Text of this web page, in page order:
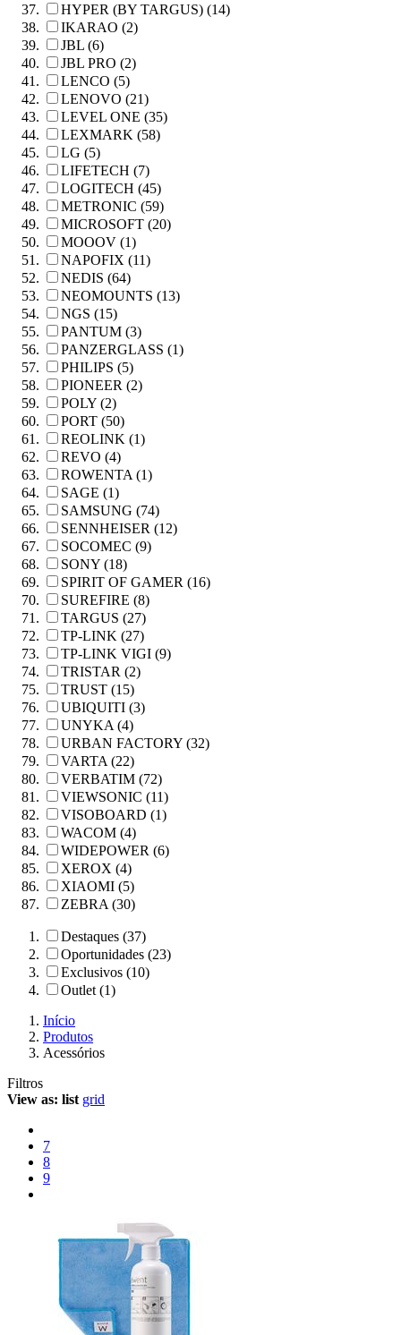
HYPER (BY TARGUS) (14)
IKARAO (2)
JBL (6)
JBL PRO (2)
LENCO (5)
LENOVO (21)
LEVEL ONE (35)
LEXMARK (58)
LG (5)
LIFETECH (7)
LOGITECH (45)
METRONIC (59)
MICROSOFT (20)
MOOOV (1)
NAPOFIX (11)
NEDIS (64)
NEOMOUNTS (13)
NGS (15)
PANTUM (3)
PANZERGLASS (1)
PHILIPS (5)
PIONEER (2)
POLY (2)
PORT (50)
REOLINK (1)
REVO (4)
ROWENTA (1)
SAGE (1)
SAMSUNG (74)
SENNHEISER (12)
SOCOMEC (9)
SONY (18)
SPIRIT OF GAMER (16)
SUREFIRE (8)
TARGUS (27)
TP-LINK (27)
TP-LINK VIGI (9)
TRISTAR (2)
TRUST (15)
UBIQUITI (3)
UNYKA (4)
URBAN FACTORY (32)
VARTA (22)
VERBATIM (72)
VIEWSONIC (11)
VISOBOARD (1)
WACOM (4)
WIDEPOWER (6)
XEROX (4)
XIAOMI (5)
ZEBRA (30)
Destaques (37)
Oportunidades (23)
Exclusivos (10)
Outlet (1)
Início
Produtos
Acessórios
Filtros
View as: list grid
7
8
9